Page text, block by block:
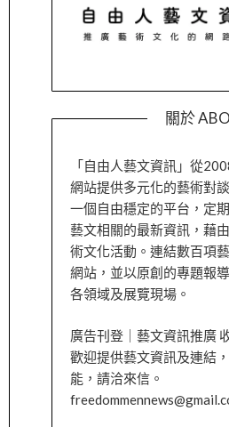
關於
「自由人藝文資訊」從
網站提供多元化的藝術對
一個自由穩定的平台，定
藝文相關的最新資訊，藉
術文化活動。連結數百項
網站，並以原創的專題報
各領域及展覽現場。
廣告刊登｜藝文資訊推廣
歡迎提供藝文資訊及連結
能，請洽來信。